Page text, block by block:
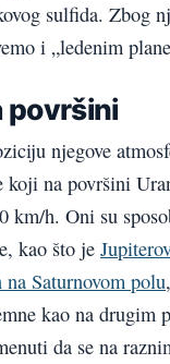
sulfida. Zbog
i „ledenim
površini
njegove
koji na površini
km/h. Oni su
kao što je
na Saturnovom polu
kao na drugim
da se na